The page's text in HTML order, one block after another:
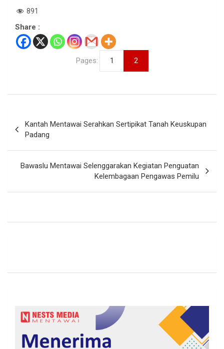
891
Share :
Pages: 1 2
pos
Kantah Mentawai Serahkan Sertipikat Tanah Keuskupan
Padang
Bawaslu Mentawai Selenggarakan Kegiatan Penguatan
Kelembagaan Pengawas Pemilu